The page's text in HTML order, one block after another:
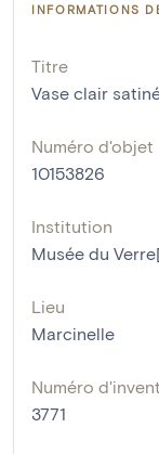
INFORMATIONS
Titre
Vase clair
Numéro d'objet
10153826
Institution
Musée du
Lieu
Marcinelle
Numéro
3771